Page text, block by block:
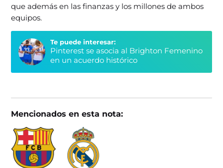
que además en las finanzas y los millones de ambos
equipos.
Te puede interesar:
Pinterest se asocia al Brighton Femenino
en un acuerdo histórico
Mencionados en esta nota: